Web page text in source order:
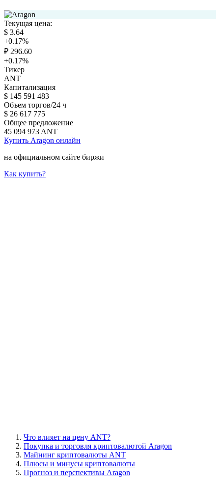
Текущая цена:
$ 3.64
+0.17%
₽ 296.60
+0.17%
Тикер
ANT
Капитализация
$ 145 591 483
Объем торгов/24 ч
$ 26 617 775
Общее предложение
45 094 973 ANT
Купить Aragon онлайн
на официальном сайте биржи
Как купить?
Что влияет на цену ANT?
Покупка и торговля криптовалютой Aragon
Майнинг криптовалюты ANT
Плюсы и минусы криптовалюты
Прогноз и перспективы Aragon